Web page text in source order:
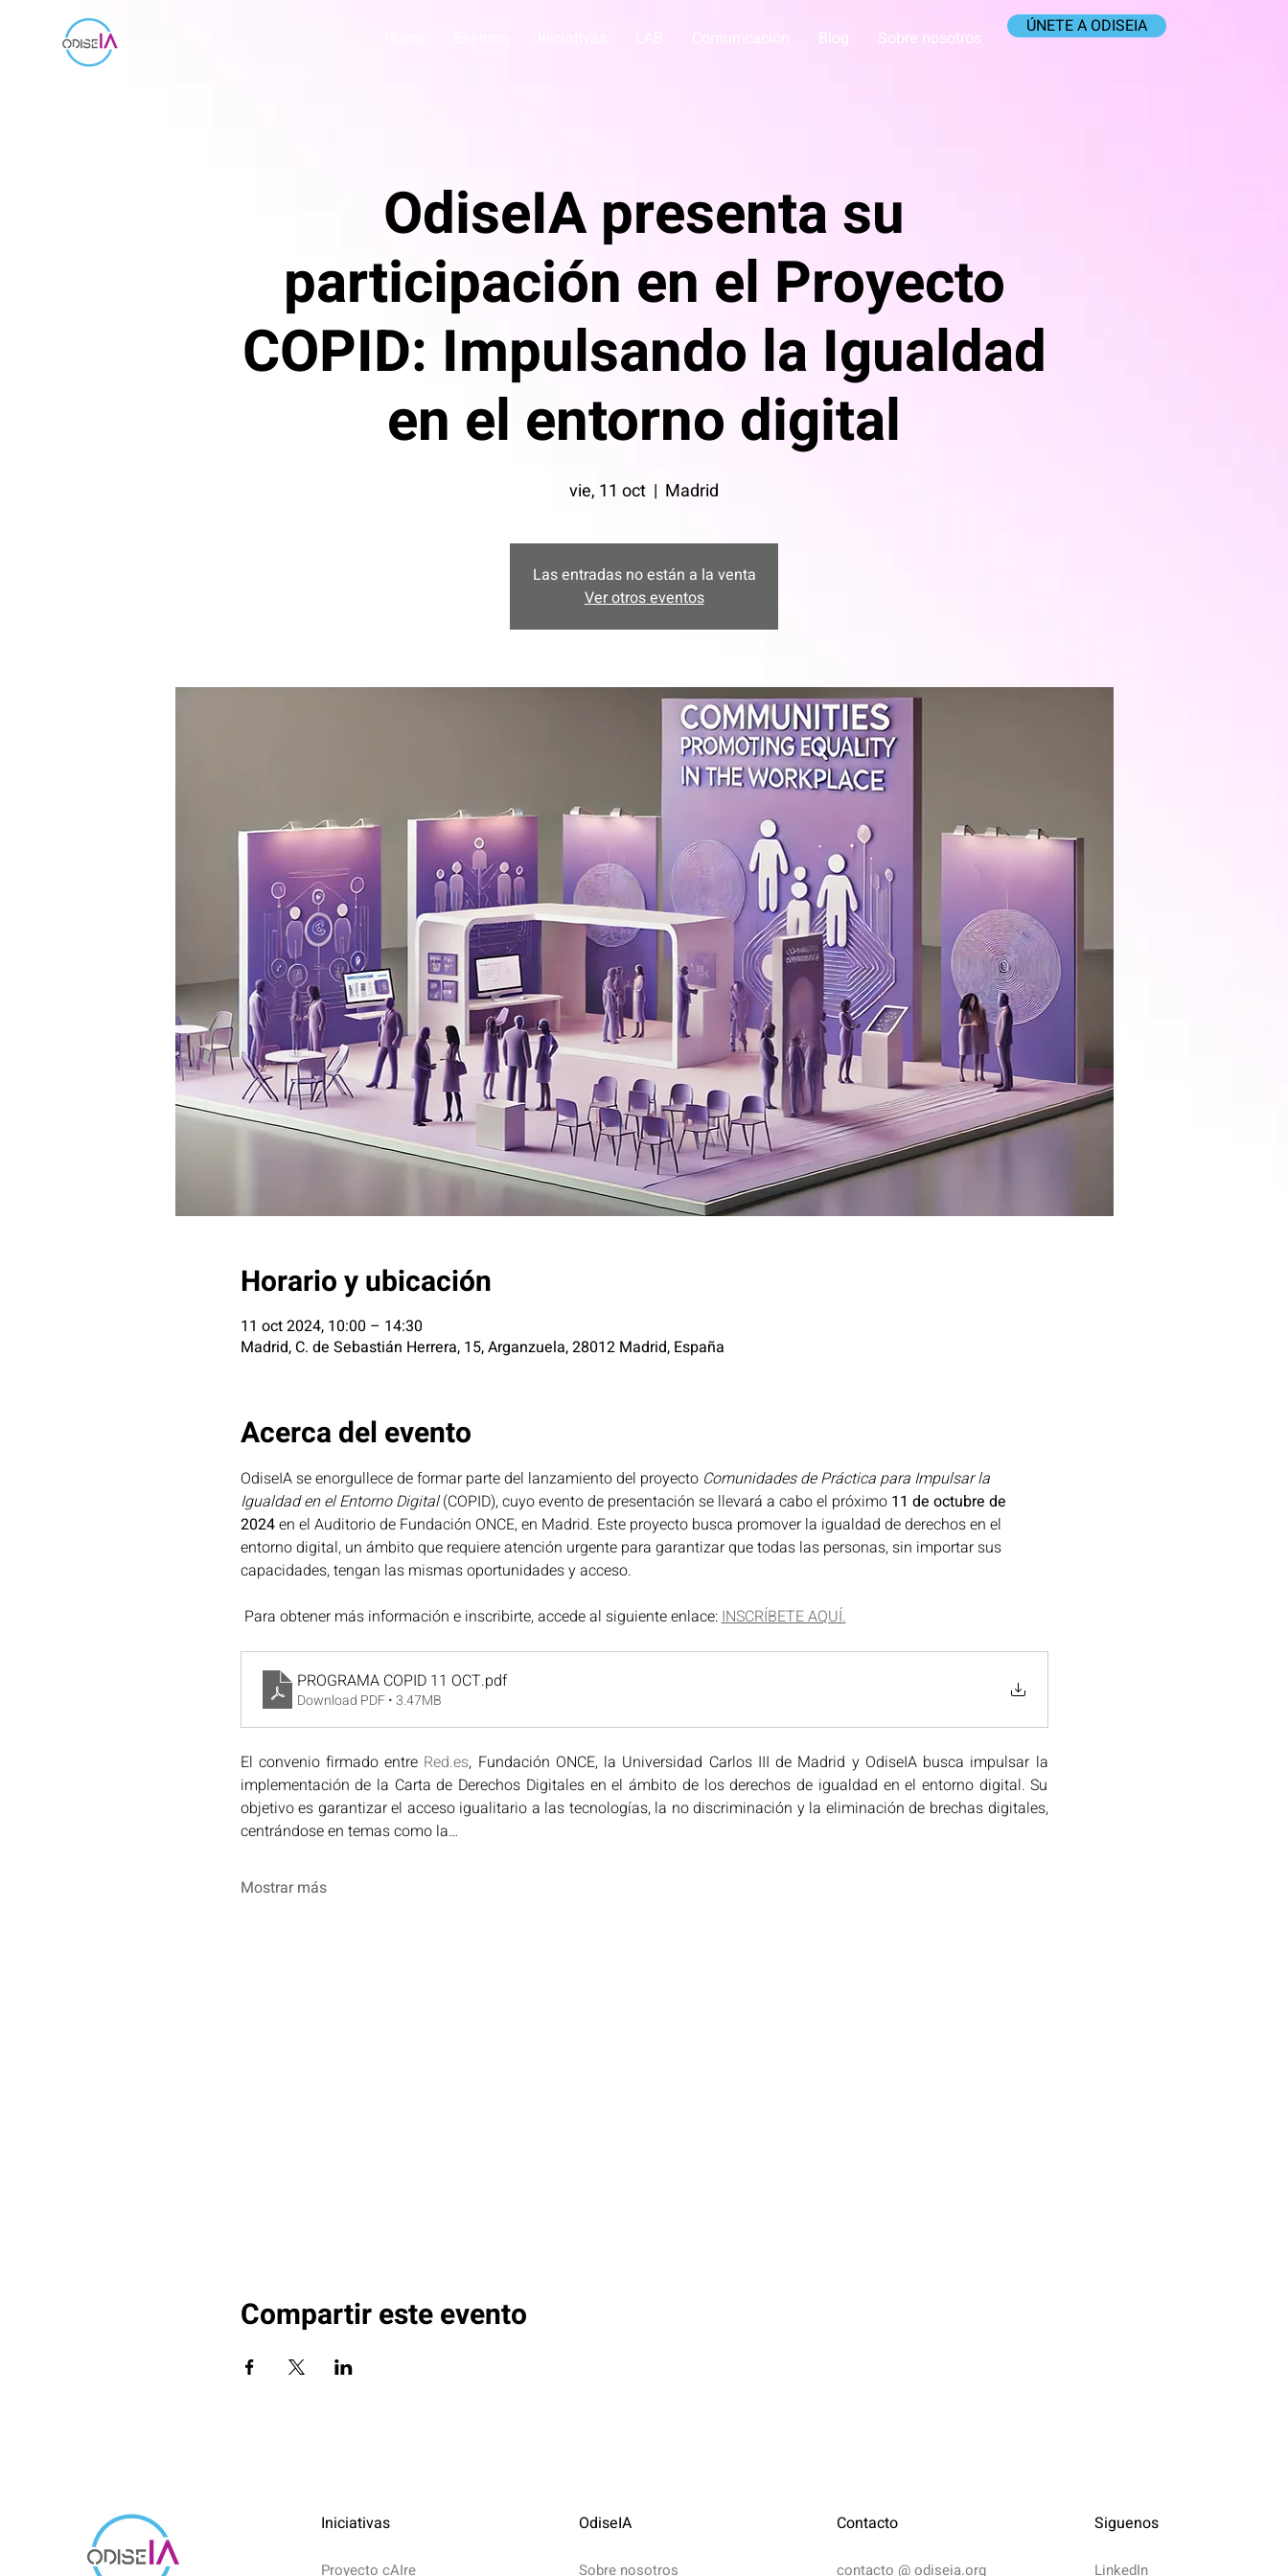
LAB Comunicación Blog Sobre nosotros
ÚNETE A ODISEIA
OdiseIA presenta su
participación en el Proyecto
COPID: Impulsando la Igualdad
en el entorno digital
vie, 11 oct
  |
Madrid
Las entradas no están a la venta
Ver otros eventos
Horario y ubicación
11 oct 2024, 10:00 – 14:30
Madrid, C. de Sebastián Herrera, 15, Arganzuela, 28012 Madrid, España
Acerca del evento
OdiseIA se enorgullece de formar parte del lanzamiento del proyecto Comunidades de Práctica para Impulsar la
Igualdad en el Entorno Digital (COPID), cuyo evento de presentación se llevará a cabo el próximo 11 de octubre de
2024 en el Auditorio de Fundación ONCE, en Madrid. Este proyecto busca promover la igualdad de derechos en el
entorno digital, un ámbito que requiere atención urgente para garantizar que todas las personas, sin importar sus
capacidades, tengan las mismas oportunidades y acceso.
Para obtener más información e inscribirte, accede al siguiente enlace: INSCRÍBETE AQUÍ.
PROGRAMA COPID 11 OCT.pdf
Download PDF • 3.47MB
El convenio firmado entre Red.es, Fundación ONCE, la Universidad Carlos III de Madrid y OdiseIA busca impulsar la
implementación de la Carta de Derechos Digitales en el ámbito de los derechos de igualdad en el entorno digital. Su
objetivo es garantizar el acceso igualitario a las tecnologías, la no discriminación y la eliminación de brechas digitales,
centrándose en temas como la…
Mostrar más
Compartir este evento
Iniciativas
Proyecto cAIre
OdiseIA
Sobre nosotros
Contacto
contacto @odiseia.org
Siguenos
LinkedIn